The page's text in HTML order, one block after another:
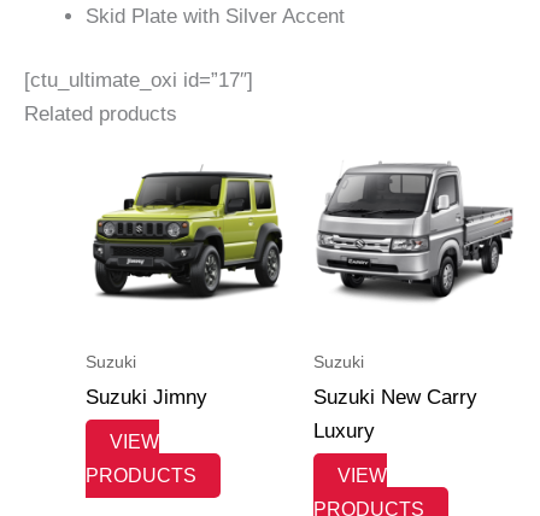
Skid Plate with Silver Accent
[ctu_ultimate_oxi id=”17″]
Related products
Suzuki
Suzuki Jimny
VIEW
PRODUCTS
Suzuki
Suzuki New Carry
Luxury
VIEW
PRODUCTS